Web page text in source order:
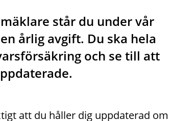
står du under vår
årlig avgift. Du ska hela
och se till att
att du håller dig uppdaterad om